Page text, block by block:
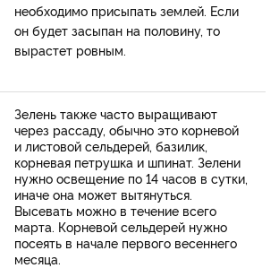
необходимо присыпать землей. Если
он будет засыпан на половину, то
вырастет ровным.
Зелень также часто выращивают
через рассаду, обычно это корневой
и листовой сельдерей, базилик,
корневая петрушка и шпинат. Зелени
нужно освещение по 14 часов в сутки,
иначе она может вытянуться.
Высевать можно в течение всего
марта. Корневой сельдерей нужно
посеять в начале первого весеннего
месяца.